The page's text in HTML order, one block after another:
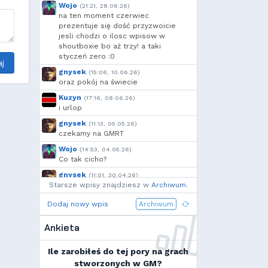
Arrekin, Voytec, szynka
moeglich, h...
Wojo (21:21, 28.06.26)
na ten moment czerwiec
prezentuje się dość przyzwoicie
jesli chodzi o ilosc wpisow w
shoutboxie bo aż trzy! a taki
styczeń zero :0
gnysek (15:06, 10.06.26)
oraz pokój na świecie
Kuzyn (17:16, 08.06.26)
i urlop
gnysek (11:13, 05.05.26)
czekamy na GMRT
Wojo (14:53, 04.05.26)
Co tak cicho?
gnysek (11:01, 30.04.26)
Grill panie, grill.
Wojo
(14:18, 29.04.26)
Jak planujecie spędzić najbliższą
Ja zainstalowałem sobie Linux mint
na swoim laptopie
Starsze wpisy znajdziesz w Archiwum.
Dodaj nowy wpis Archiwum
Ankieta
Ile zarobiłeś do tej pory na grach
stworzonych w GM?